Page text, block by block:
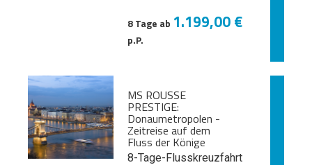
8 Tage ab 1.199,00 €
p.P.
MS ROUSSE
PRESTIGE:
Donaumetropolen -
Zeitreise auf dem
Fluss der Könige
8-Tage-Flusskreuzfahrt